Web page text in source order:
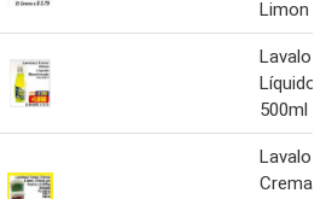
Limon x
Líquido
500ml
Crema